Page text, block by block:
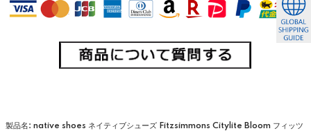
製品名: native shoes ネイティブシューズ Fitzsimmons Citylite Bloom フィッツ